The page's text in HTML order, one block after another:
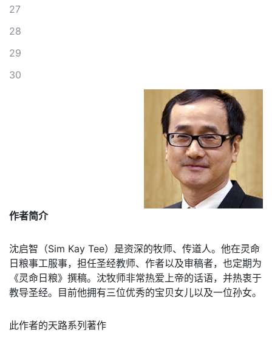
27
28
29
30
作者简介
沈启智（Sim Kay Tee）是资深的牧师、传道人。他在灵命
日粮事工服事，担任圣经教师、作者以及审稿者，也定期为
《灵命日粮》撰稿。沈牧师非常热爱上帝的话语，并热衷于
教导圣经。目前他拥有三位优秀的宝贝女儿以及一位孙女。
此作者的天路系列著作